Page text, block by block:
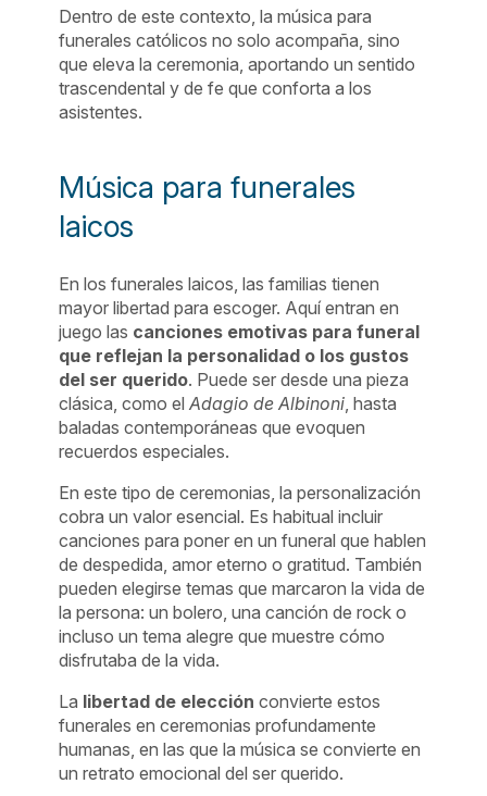
Dentro de este contexto, la música para
funerales católicos no solo acompaña, sino
que eleva la ceremonia, aportando un sentido
trascendental y de fe que conforta a los
asistentes.
Música para funerales
laicos
En los funerales laicos, las familias tienen
mayor libertad para escoger. Aquí entran en
juego las canciones emotivas para funeral
que reflejan la personalidad o los gustos
del ser querido. Puede ser desde una pieza
clásica, como elAdagio de Albinoni , hasta
baladas contemporáneas que evoquen
recuerdos especiales.
En este tipo de ceremonias, la personalización
cobra un valor esencial. Es habitual incluir
canciones para poner en un funeral que hablen
de despedida, amor eterno o gratitud. También
pueden elegirse temas que marcaron la vida de
la persona: un bolero, una canción de rock o
incluso un tema alegre que muestre cómo
disfrutaba de la vida.
La libertad de elecciónconvierte estos
funerales en ceremonias profundamente
humanas, en las que la música se convierte en
un retrato emocional del ser querido.